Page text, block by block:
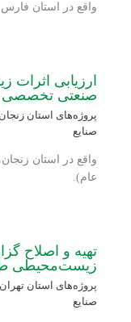
واقع در استان
ارزیابی
صنعتی تخصصی
پروژه‌های استان زنجان
صنایع
واقع در استان
عام).
تهیه و اصلاح
زیست‌محیطی
پروژه‌های استان تهران
صنایع